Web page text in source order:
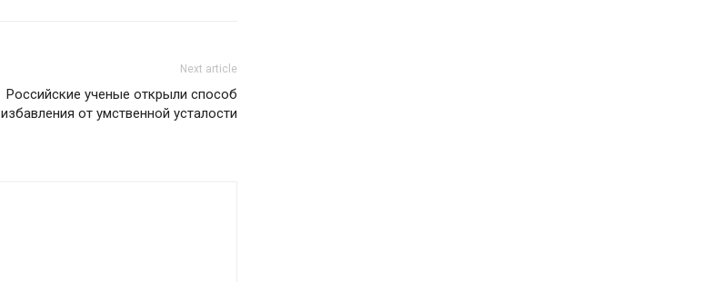
Next article
Российские ученые открыли способ
избавления от умственной усталости